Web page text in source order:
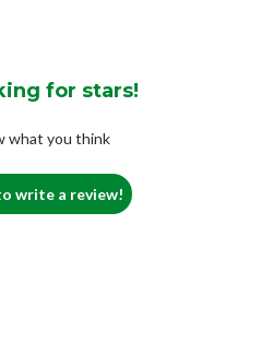
for stars!
what you think
write a review!